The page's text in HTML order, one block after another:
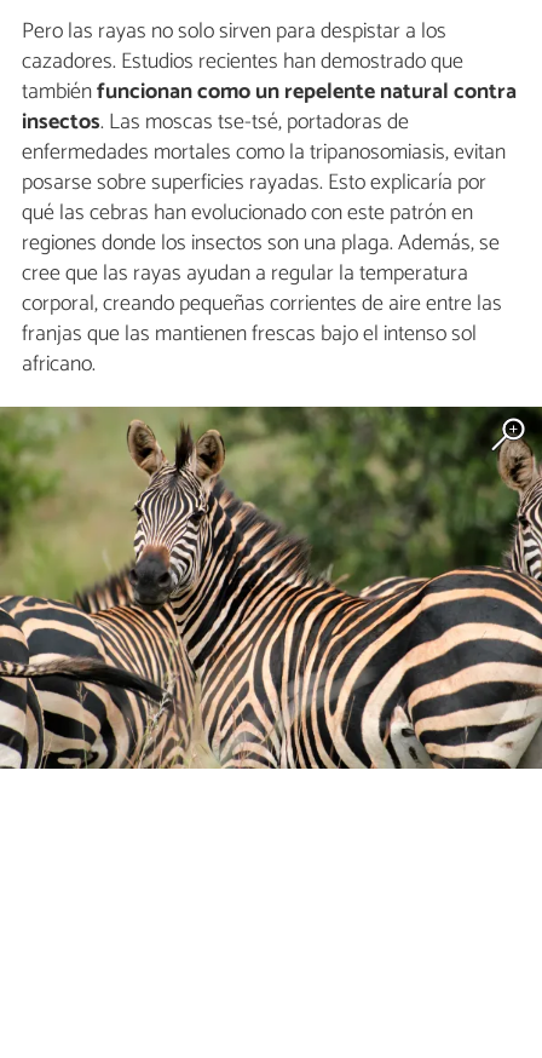
Pero las rayas no solo sirven para despistar a los
cazadores. Estudios recientes han demostrado que
tambiénfuncionan como un repelente natural contra
insectos. Las moscas tse-tsé, portadoras de
enfermedades mortales como la tripanosomiasis, evitan
posarse sobre superficies rayadas. Esto explicaría por
qué las cebras han evolucionado con este patrón en
regiones donde los insectos son una plaga. Además, se
cree que las rayas ayudan a regular la temperatura
corporal, creando pequeñas corrientes de aire entre las
franjas que las mantienen frescas bajo el intenso sol
africano.